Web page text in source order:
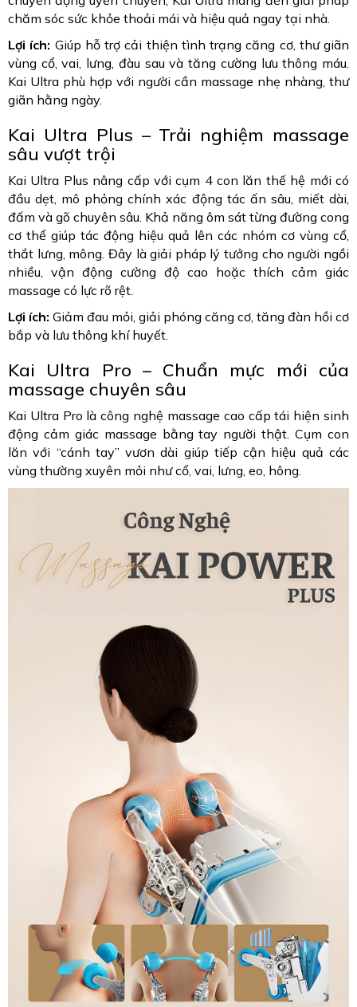
chăm sóc sức khỏe thoải mái và hiệu quả ngay tại nhà.
Lợi ích: Giúp hỗ trợ cải thiện tình trạng căng cơ, thư giãn
vùng cổ, vai, lưng, đàu sau và tăng cường lưu thông máu.
Kai Ultra phù hợp với người cần massage nhẹ nhàng, thư
giãn hằng ngày.
Kai Ultra Plus – Trải nghiệm massage
sâu vượt trội
Kai Ultra Plus nâng cấp với cụm 4 con lăn thế hệ mới có
đầu dẹt, mô phỏng chính xác động tác ấn sâu, miết dài,
đấm và gõ chuyên sâu. Khả năng ôm sát từng đường cong
cơ thể giúp tác động hiệu quả lên các nhóm cơ vùng cổ,
thắt lưng, mông. Đây là giải pháp lý tưởng cho người ngồi
nhiều, vận động cường độ cao hoặc thích cảm giác
massage có lực rõ rệt.
Lợi ích: Giảm đau mỏi, giải phóng căng cơ, tăng đàn hồi cơ
bắp và lưu thông khí huyết.
Kai Ultra Pro – Chuẩn mực mới của
massage chuyên sâu
Kai Ultra Pro là công nghệ massage cao cấp tái hiện sinh
động cảm giác massage bằng tay người thật. Cụm con
lăn với “cánh tay” vươn dài giúp tiếp cận hiệu quả các
vùng thường xuyên mỏi như cổ, vai, lưng, eo, hông.